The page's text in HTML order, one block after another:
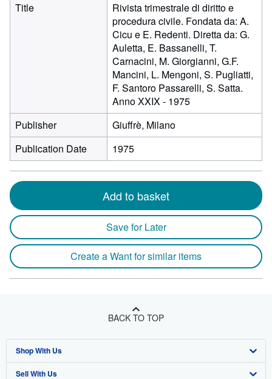
Title
Rivista trimestrale di diritto e
procedura civile. Fondata da: A.
Cicu e E. Redenti. Diretta da: G.
Auletta, E. Bassanelli, T.
Carnacini, M. Giorgianni, G.F.
Mancini, L. Mengoni, S. Pugliatti,
F. Santoro Passarelli, S. Satta.
Anno XXIX - 1975
Publisher
Giuffrè, Milano
Publication Date
1975
Add to basket
Save for Later
Create a Want for similar items
BACK TO TOP
Shop With Us
Advanced Search
Sell With Us